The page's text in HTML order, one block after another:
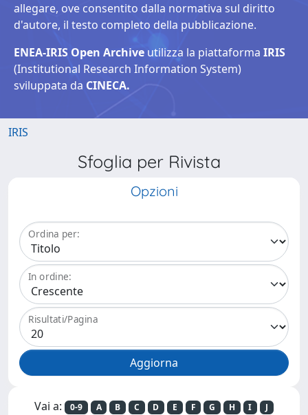
allegare, ove consentito dalla normativa sul diritto
d'autore, il testo completo della pubblicazione.
ENEA-IRIS Open Archive utilizza la piattaforma IRIS
(Institutional Research Information System)
sviluppata da CINECA.
IRIS
Sfoglia per Rivista
Opzioni
Ordina per:
In ordine:
Risultati/Pagina
Vai a: 0-9 A B C D E F G H I
J